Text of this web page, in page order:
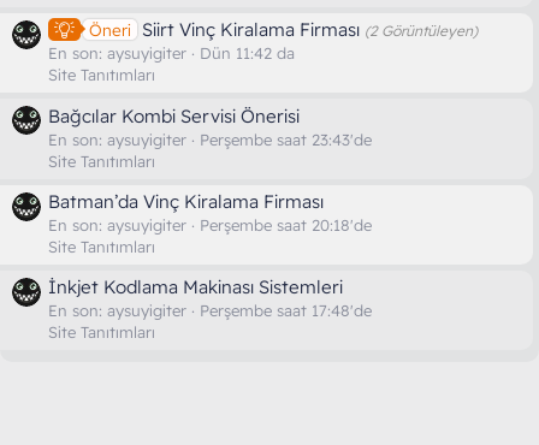
Öneri Siirt Vinç Kiralama Firması (2 Görüntüleyen)
En son: aysuyigiter
Dün 11:42 da
Site Tanıtımları
Bağcılar Kombi Servisi Önerisi
En son: aysuyigiter
Perşembe saat 23:43'de
Site Tanıtımları
Batman’da Vinç Kiralama Firması
En son: aysuyigiter
Perşembe saat 20:18'de
Site Tanıtımları
İnkjet Kodlama Makinası Sistemleri
En son: aysuyigiter
Perşembe saat 17:48'de
Site Tanıtımları